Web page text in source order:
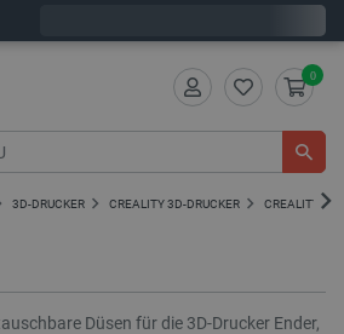
0
3D-DRUCKER CREALITY 3D-DRUCKER CREALITY
Düsen für die 3D-Drucker Ender,